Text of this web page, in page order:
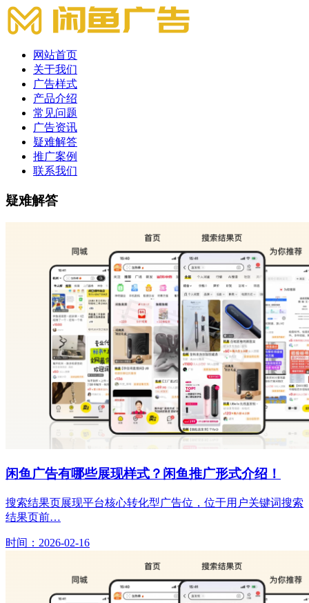
网站首页
关于我们
广告样式
产品介绍
常见问题
广告资讯
疑难解答
推广案例
联系我们
疑难解答
疑难解答 | 闲鱼推广开户 | 闲
闲鱼广告有哪些展现样式？闲鱼推广形式介绍！
搜索结果页展现平台核心转化型广告位，位于用户关键词搜索
结果页前…
时间：2026-02-16